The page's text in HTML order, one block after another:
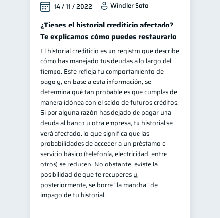
14 / 11 / 2022 Windler Soto
¿Tienes el historial crediticio afectado?
Te explicamos cómo puedes restaurarlo
El historial crediticio es un registro que describe
cómo has manejado tus deudas a lo largo del
tiempo. Este refleja tu comportamiento de
pago y, en base a esta información, se
determina qué tan probable es que cumplas de
manera idónea con el saldo de futuros créditos.
Si por alguna razón has dejado de pagar una
deuda al banco u otra empresa, tu historial se
verá afectado, lo que significa que las
probabilidades de acceder a un préstamo o
servicio básico (telefonía, electricidad, entre
otros) se reducen. No obstante, existe la
posibilidad de que te recuperes y,
posteriormente, se borre “la mancha” de
impago de tu historial.